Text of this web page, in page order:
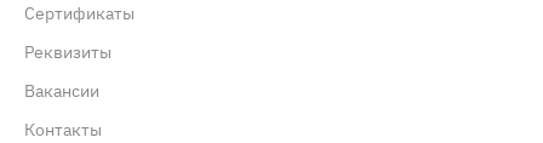
Сертификаты
Реквизиты
Вакансии
Контакты